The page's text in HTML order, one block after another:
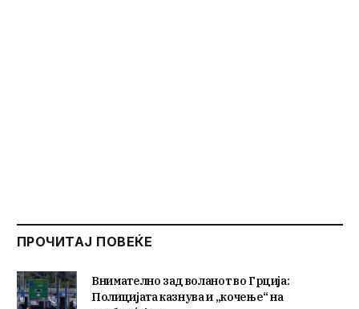
ПРОЧИТАЈ ПОВЕЌЕ
Внимателно зад воланот во Грција:
Полицијата казнува и „кочење“ на